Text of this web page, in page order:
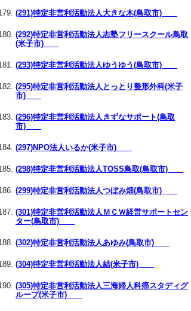
(291)特定非営利活動法人大きな木(鳥取市)
(292)特定非営利活動法人志塾フリースクール鳥取
(米子市)
(293)特定非営利活動法人ゆうゆう(鳥取市)
(295)特定非営利活動法人とっとり整形外科(米子
市)
(296)特定非営利活動法人きずなサポート(鳥取
市)
(297)NPO法人いるか(米子市)
(298)特定非営利活動法人TOSS鳥取(鳥取市)
(299)特定非営利活動法人つぼみ畑(鳥取市)
(301)特定非営利活動法人ＭＣＷ経営サポートセン
ター(鳥取市)
(302)特定非営利活動法人あゆみ(鳥取市)
(304)特定非営利活動法人結(米子市)
(305)特定非営利活動法人三海婦人科癌スタディグ
ループ(米子市)